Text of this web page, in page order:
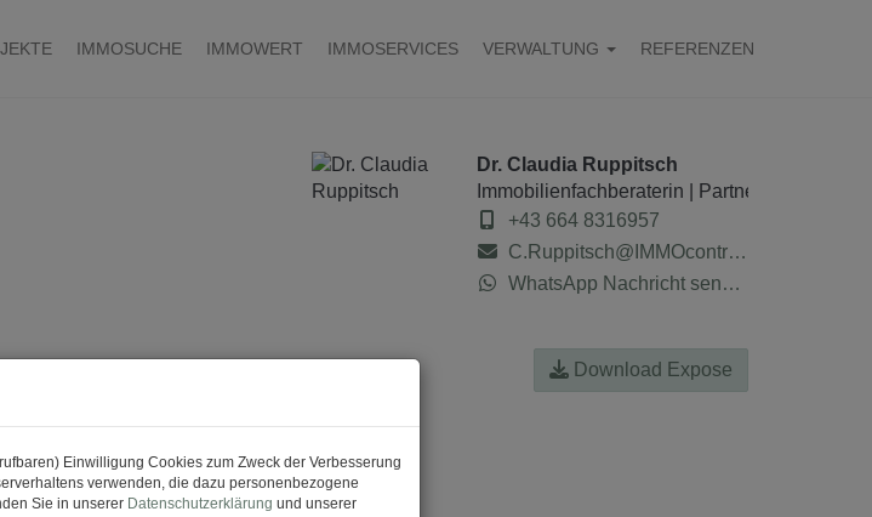
IMMOSUCHE IMMOWERT IMMOSERVICES VERWALTUNG REFERENZEN
Dr. Claudia Ruppitsch
Immobilienfachberaterin | Partnerin der
+43 664 8316957
C.Ruppitsch@IMMOcontract.at
WhatsApp Nachricht senden
Download Expose
Einwilligung Cookies zum Zweck der Verbesserung
verwenden, die dazu personenbezogene
Sie in unserer Datenschutzerklärung und unserer